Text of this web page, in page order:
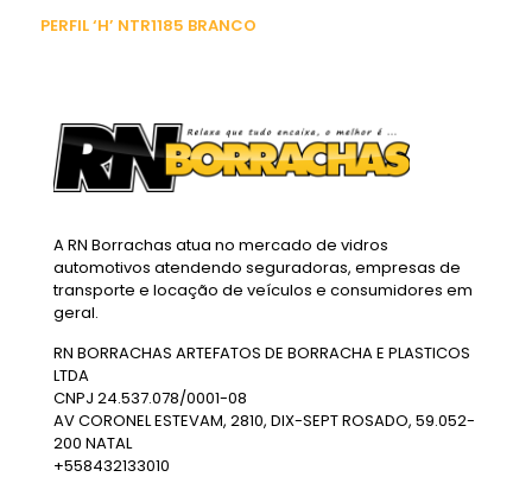
PERFIL ‘H’ NTR1185 BRANCO
A RN Borrachas atua no mercado de vidros
automotivos atendendo seguradoras, empresas de
transporte e locação de veículos e consumidores em
geral.
RN BORRACHAS ARTEFATOS DE BORRACHA E PLASTICOS
LTDA
CNPJ 24.537.078/0001-08
AV CORONEL ESTEVAM, 2810, DIX-SEPT ROSADO, 59.052-
200 NATAL
+558432133010